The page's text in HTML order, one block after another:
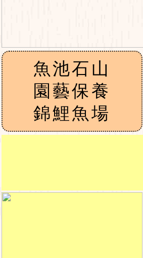
魚池石山
園藝保養
錦鯉魚場